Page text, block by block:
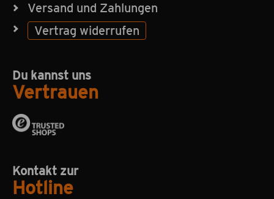
Versand und Zahlungen
Vertrag widerrufen
Du kannst uns
Vertrauen
Kontakt zur
Hotline